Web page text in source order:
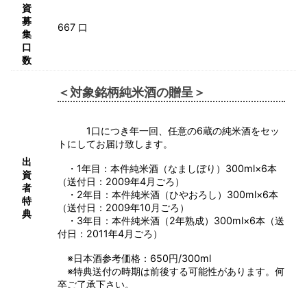
資
募
集
口
数
667 口
出
資
者
特
典
＜対象銘柄純米酒の贈呈＞
1口につき年一回、任意の6蔵の純米酒をセッ
トにしてお届け致します。
・1年目：本件純米酒（なましぼり）300ml×6本
（送付日：2009年4月ごろ）
・2年目：本件純米酒（ひやおろし）300ml×6本
（送付日：2009年10月ごろ）
・3年目：本件純米酒（2年熟成）300ml×6本（送
付日：2011年4月ごろ）
※日本酒参考価格：650円/300ml
※特典送付の時期は前後する可能性があります。何
卒ご了承下さい。